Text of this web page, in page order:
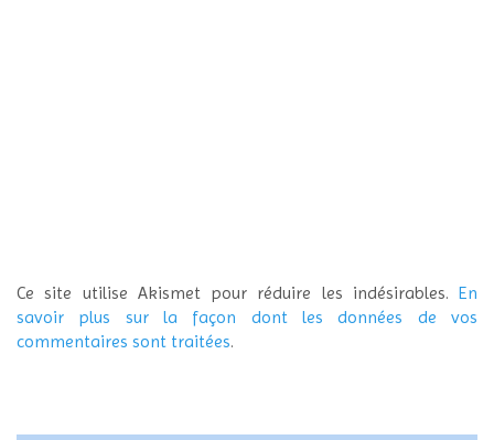
Ce site utilise Akismet pour réduire les indésirables. En
savoir plus sur la façon dont les données de vos
commentaires sont traitées.